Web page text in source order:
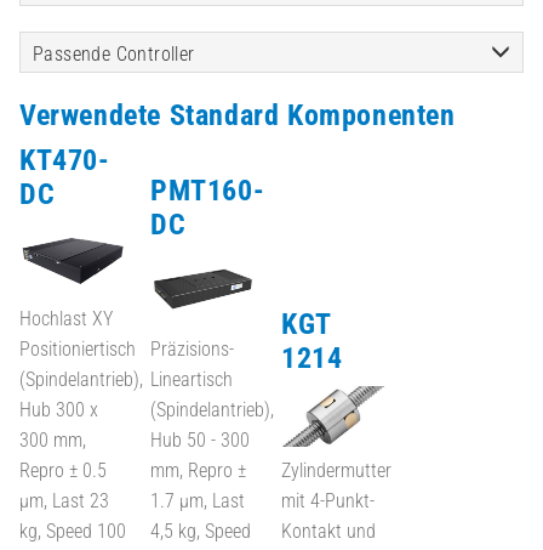
Passende Controller
Verwendete Standard Komponenten
KT470-
DC
Hochlast XY
Positioniertisch
(Spindelantrieb),
Hub 300 x
300 mm,
Repro ± 0.5
µm, Last 23
kg, Speed 100
PMT160-
DC
Präzisions-
Lineartisch
(Spindelantrieb),
Hub 50 - 300
mm, Repro ±
1.7 µm, Last
4,5 kg, Speed
KGT
1214
Zylindermutter
mit 4-Punkt-
Kontakt und